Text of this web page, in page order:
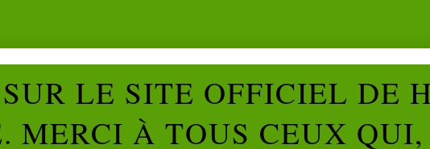
LE SITE OFFICIEL DE
MERCI À TOUS CEUX